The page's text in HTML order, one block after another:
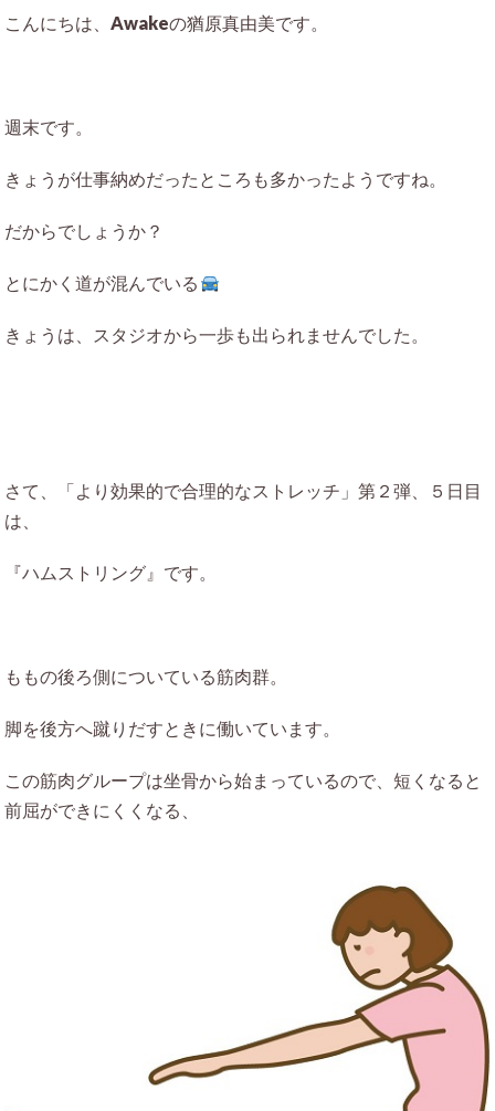
こんにちは、Awakeの猶原真由美です。
週末です。
きょうが仕事納めだったところも多かったようですね。
だからでしょうか？
とにかく道が混んでいる
きょうは、スタジオから一歩も出られませんでした。
さて、「より効果的で合理的なストレッチ」第２弾、５日目
は、
『ハムストリング』です。
ももの後ろ側についている筋肉群。
脚を後方へ蹴りだすときに働いています。
この筋肉グループは坐骨から始まっているので、短くなると
前屈ができにくくなる、